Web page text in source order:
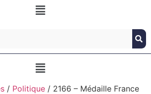
/ Politique / 2166 – Médaille France